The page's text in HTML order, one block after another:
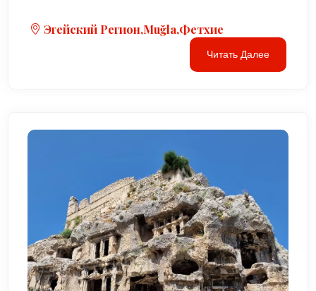
Эгейский Регион,Muğla,Фетхие
Читать Далее